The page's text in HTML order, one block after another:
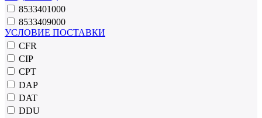
8533401000
8533409000
УСЛОВИЕ ПОСТАВКИ
CFR
CIP
CPT
DAP
DAT
DDU